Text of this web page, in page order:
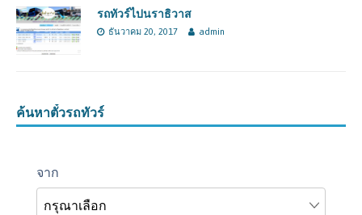
รถทัวร์ไปนราธิวาส
ธันวาคม 20, 2017 admin
ค้นหาตั๋วรถทัวร์